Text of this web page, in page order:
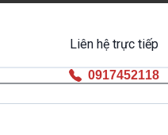
Liên hệ trực tiếp
0917452118